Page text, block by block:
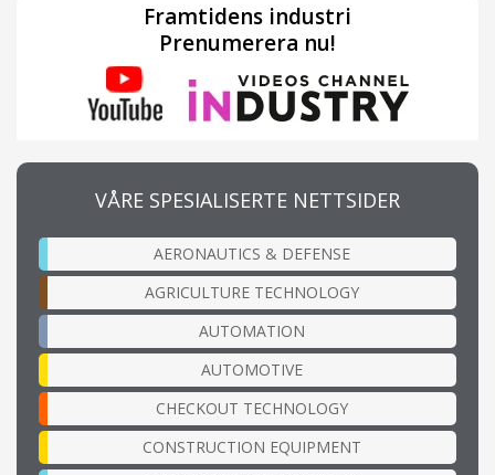
Framtidens industri
Prenumerera nu!
VÅRE SPESIALISERTE NETTSIDER
AERONAUTICS & DEFENSE
AGRICULTURE TECHNOLOGY
AUTOMATION
AUTOMOTIVE
CHECKOUT TECHNOLOGY
CONSTRUCTION EQUIPMENT